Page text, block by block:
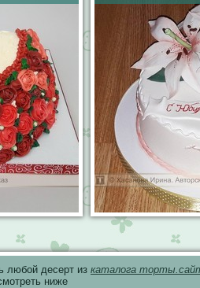
любой десерт из каталога
ниже